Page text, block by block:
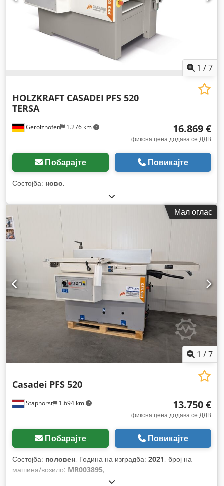
1 /7
Gerolzhofen 1.276 km
HOLZKRAFT CASADEI PFS 520
TERSA
16.869 €
фиксна цена додава се ДДВ
Побарајте Повикајте
Состојба: ново,
Мал оглас
1 /7
Staphorst 1.694 km
Casadei PFS 520
13.750 €
фиксна цена додава се ДДВ
Побарајте Повикајте
Состојба: половен, Година на изградба: 2021, број на
машина/возило: MR003895,